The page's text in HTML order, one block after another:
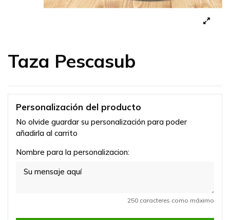
Taza Pescasub
Personalización del producto
No olvide guardar su personalización para poder
añadirla al carrito
Nombre para la personalizacion:
250 caracteres como máximo